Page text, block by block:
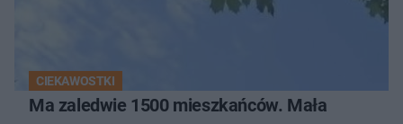
CIEKAWOSTKI
Ma zaledwie 1500 mieszkańców. Mała